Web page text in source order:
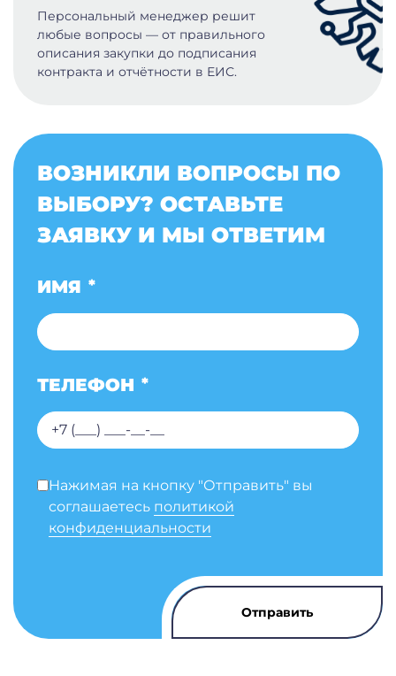
Персональный менеджер решит
любые вопросы — от правильного
описания закупки до подписания
контракта и отчётности в ЕИС.
ВОЗНИКЛИ ВОПРОСЫ ПО
ВЫБОРУ? ОСТАВЬТЕ
ЗАЯВКУ И МЫ ОТВЕТИМ
ИМЯ *
ТЕЛЕФОН *
Нажимая на кнопку "Отправить" вы
соглашаетесь политикой
конфиденциальности